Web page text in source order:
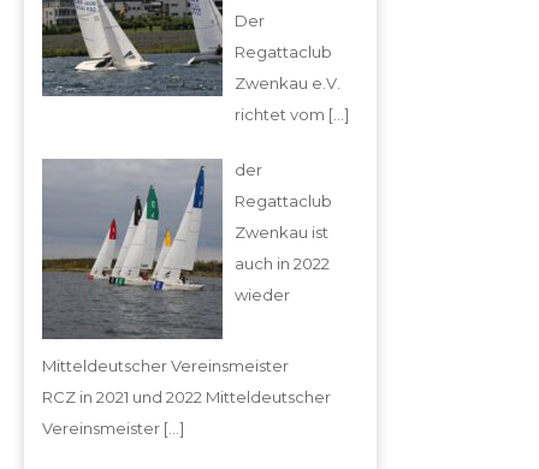
Der
Regattaclub
Zwenkau e.V.
richtet vom […]
der
Regattaclub
Zwenkau ist
auch in 2022
wieder
Mitteldeutscher Vereinsmeister
RCZ in 2021 und 2022 Mitteldeutscher
Vereinsmeister […]